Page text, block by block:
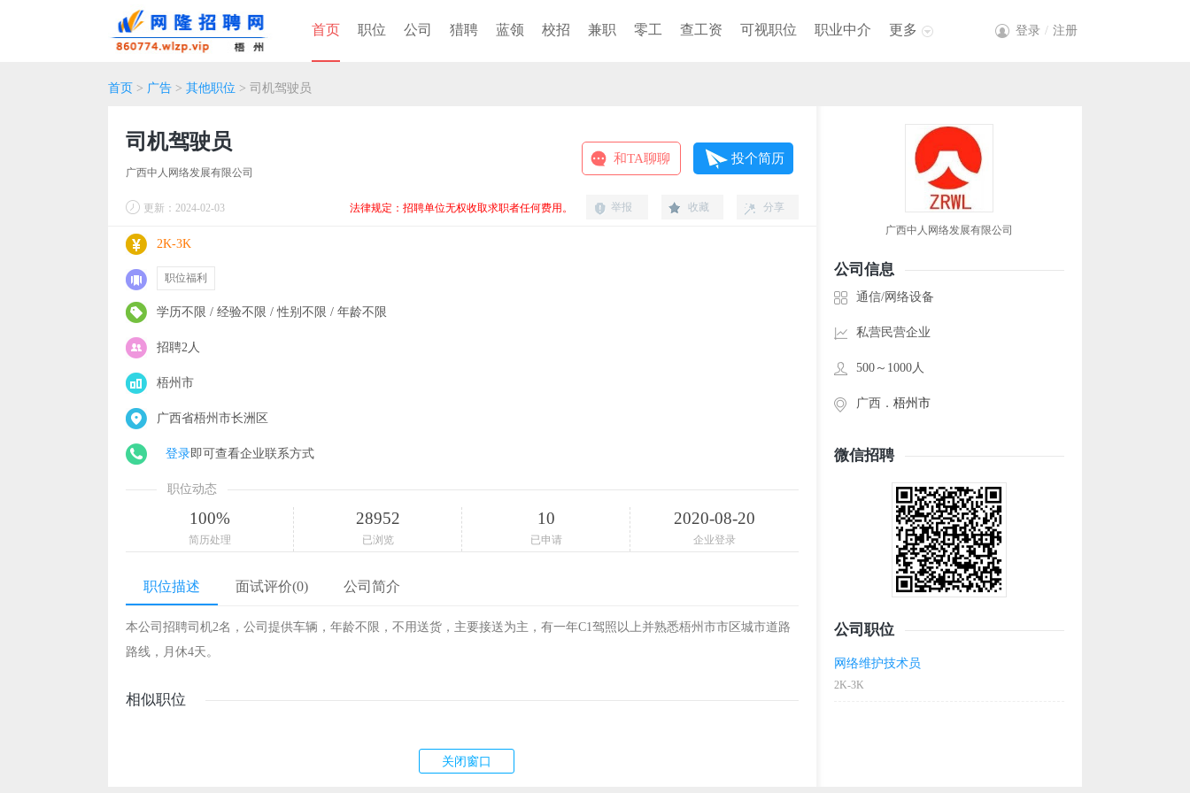
首页 职位 公司 猎聘 蓝领 校招 兼职 零工 查工资 可视职位 职业中介 更多 登录 / 注册
首页 > 广告 > 其他职位 > 司机驾驶员
司机驾驶员
广西中人网络发展有限公司
和TA聊聊 投个简历
更新：2024-02-03 分享
收藏
举报
法律规定：招聘单位无权收取求职者任何费用。
2K-3K
职位福利
学历不限 / 经验不限 / 性别不限 / 年龄不限
招聘2人
梧州市
广西省梧州市长洲区
登录即可查看企业联系方式
职位动态
100%
简历处理
28952
已浏览
10
已申请
2020-08-20
企业登录
职位描述 面试评价(0) 公司简介
本公司招聘司机2名，公司提供车辆，年龄不限，不用送货，主要接送为主，有一年C1驾照以上并熟悉梧州市市区城市道路
路线，月休4天。
相似职位
广西中人网络发展有限公司
公司信息
通信/网络设备
私营民营企业
500～1000人
广西． 梧州市
微信招聘
公司职位
网络维护技术员
2K-3K